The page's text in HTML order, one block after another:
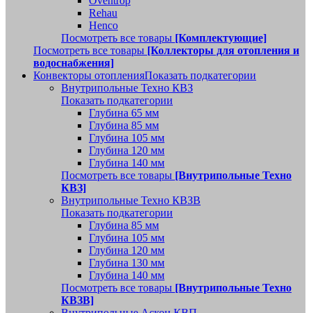
Rehau
Henco
Посмотреть все товары [Комплектующие]
Посмотреть все товары [Коллекторы для отопления и
водоснабжения]
Конвекторы отопленияПоказать подкатегории
Внутрипольные Техно КВЗ
Показать подкатегории
Глубина 65 мм
Глубина 85 мм
Глубина 105 мм
Глубина 120 мм
Глубина 140 мм
Посмотреть все товары [Внутрипольные Техно
КВЗ]
Внутрипольные Техно КВЗВ
Показать подкатегории
Глубина 85 мм
Глубина 105 мм
Глубина 120 мм
Глубина 130 мм
Глубина 140 мм
Посмотреть все товары [Внутрипольные Техно
КВЗВ]